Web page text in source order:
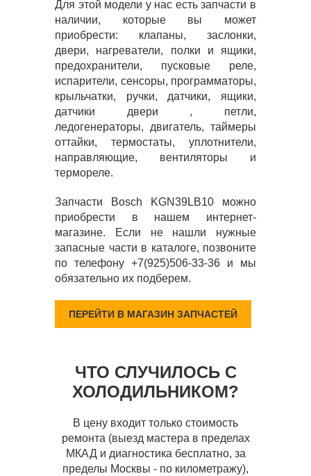
Для этой модели у нас есть запчасти в
наличии, которые вы может
приобрести: клапаны, заслонки,
двери, нагреватели, полки и ящики,
предохранители, пусковые реле,
испарители, сенсоры, программаторы,
крыльчатки, ручки, датчики, ящики,
датчики двери , петли,
ледогенераторы, двигатель, таймеры
оттайки, термостаты, уплотнители,
направляющие, вентиляторы и
термореле.
Запчасти Bosch KGN39LB10 можно
приобрести в нашем интернет-
магазине. Если не нашли нужные
запасные части в каталоге, позвоните
по телефону +7(925)506-33-36 и мы
обязательно их подберем.
ПЕРЕЙТИ В МАГАЗИН ЗАПЧАСТЕЙ
ЧТО СЛУЧИЛОСЬ С
ХОЛОДИЛЬНИКОМ?
В цену входит только стоимость
ремонта (выезд мастера в пределах
МКАД и диагностика бесплатно, за
пределы Москвы - по километражу),